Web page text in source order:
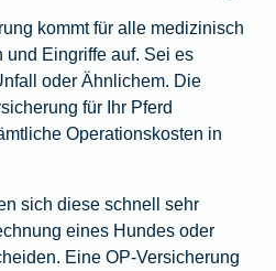
kommt für alle medizinisch
und Eingriffe auf. Sei es
oder Ähnlichem. Die
für Ihr Pferd
Operationskosten in
sich diese schnell sehr
eines Hundes oder
Eine OP-Versicherung